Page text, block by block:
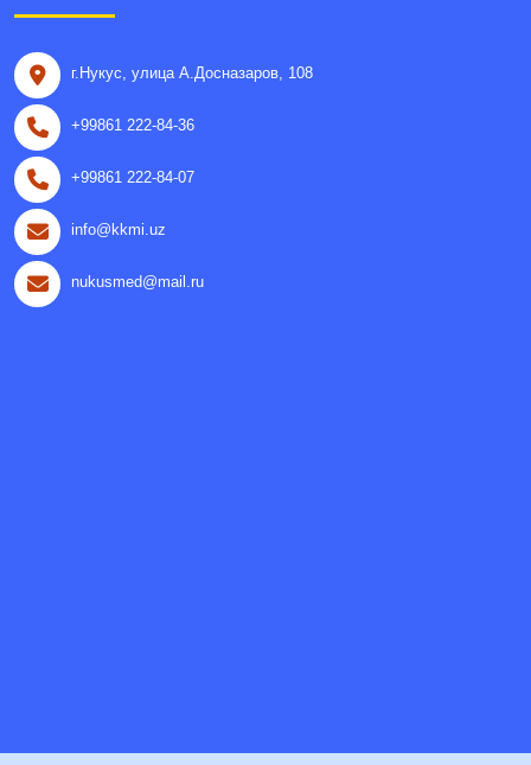
г.Нукус, улица A.Досназаров, 108
+99861 222-84-36
+99861 222-84-07
info@kkmi.uz
nukusmed@mail.ru